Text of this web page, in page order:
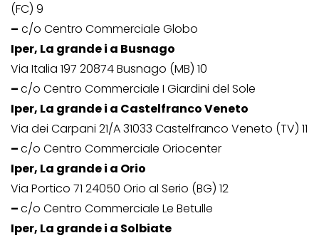
(FC) 9
– c/o Centro Commerciale Globo
Iper, La grande i a Busnago
Via Italia 197 20874 Busnago (MB) 10
–c/o Centro Commerciale I Giardini del Sole
Iper, La grande i a Castelfranco Veneto
Via dei Carpani 21/A 31033 Castelfranco Veneto (TV) 11
–c/o Centro Commerciale Oriocenter
Iper, La grande i a Orio
Via Portico 71 24050 Orio al Serio (BG) 12
–c/o Centro Commerciale Le Betulle
Iper, La grande i a Solbiate